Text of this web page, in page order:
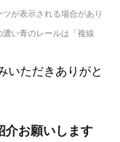
が表示される場合があり
い青のレールは「複線
いただきありがと
介お願いします